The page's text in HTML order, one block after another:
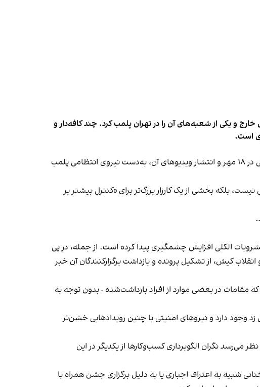
و یکی از شعبه‌های آن را در تهران پلمب کرد. چند کافه‌‌دار و
است.
برخی رسانه‌ها در ایران گزارش دادند فروشگاه جین‌وست در خیابان فرشته تهران، شنبه ۱۹ مهر و پس از برگزاری جشنی در ۱۸ مهر و انتشار ویدیوهای آن، به‌دست نیروی انتظامی پلمب
بلکه بخشی از یک کارزار بزرگ‌تر برای «کنترل بیشتر بر
الکلی افزایش چشمگیری پیدا کرده است. از جمله، در پی
کیش، از تشکیل پرونده و بازداشت برگزارکنندگان آن خبر
مقامات در بعضی موارد از افراد بازداشت‌‌شده - بدون توجه به
دارد و نیروهای امنیتی با چنین رویدادهایی خشن‌تر
نگران الگوبرداری کسب‌وکارها از یکدیگر در این
شبیه به اعتراف اجباری یا به دلیل برگزاری جشن همراه با